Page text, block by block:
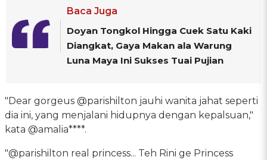
Baca Juga
Doyan Tongkol Hingga Cuek Satu Kaki
Diangkat, Gaya Makan ala Warung
Luna Maya Ini Sukses Tuai Pujian
"Dear gorgeus @parishilton jauhi wanita jahat seperti
dia ini, yang menjalani hidupnya dengan kepalsuan,"
kata @amalia****.
"@parishilton real princess... Teh Rini ge Princess